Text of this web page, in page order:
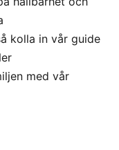
kolla in vår guide
med vår